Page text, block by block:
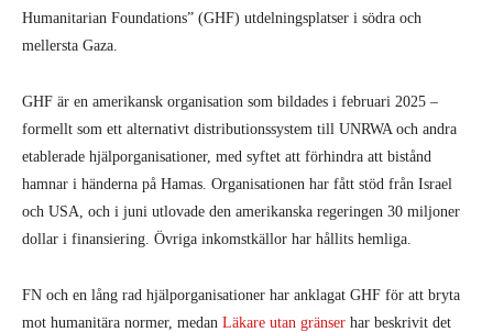
Humanitarian Foundations” (GHF) utdelningsplatser i södra och
mellersta Gaza.
GHF är en amerikansk organisation som bildades i februari 2025 –
formellt som ett alternativt distributionssystem till UNRWA och andra
etablerade hjälporganisationer, med syftet att förhindra att bistånd
hamnar i händerna på Hamas. Organisationen har fått stöd från Israel
och USA, och i juni utlovade den amerikanska regeringen 30 miljoner
dollar i finansiering. Övriga inkomstkällor har hållits hemliga.
FN och en lång rad hjälporganisationer har anklagat GHF för att bryta
mot humanitära normer, medan Läkare utan gränser har beskrivit det